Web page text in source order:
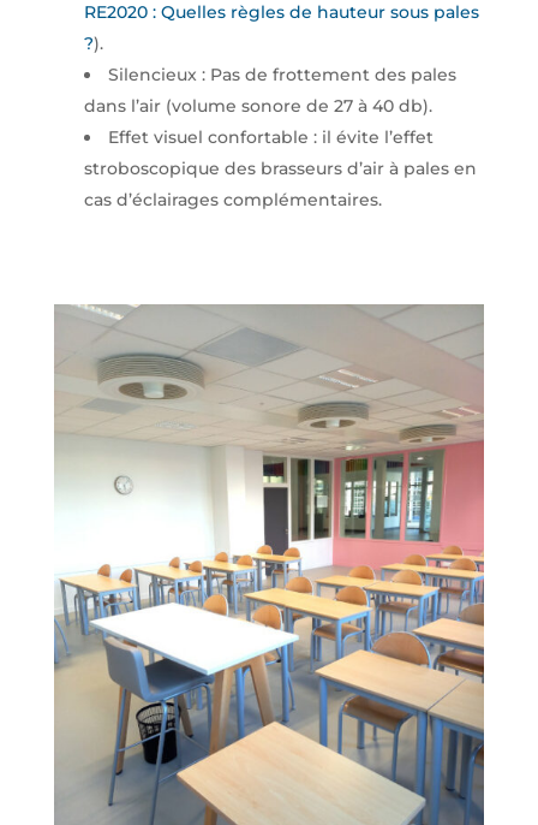
RE2020 : Quelles règles de hauteur sous pales
?).
Silencieux : Pas de frottement des pales
dans l’air (volume sonore de 27 à 40 db).
Effet visuel confortable : il évite l’effet
stroboscopique des brasseurs d’air à pales en
cas d’éclairages complémentaires.